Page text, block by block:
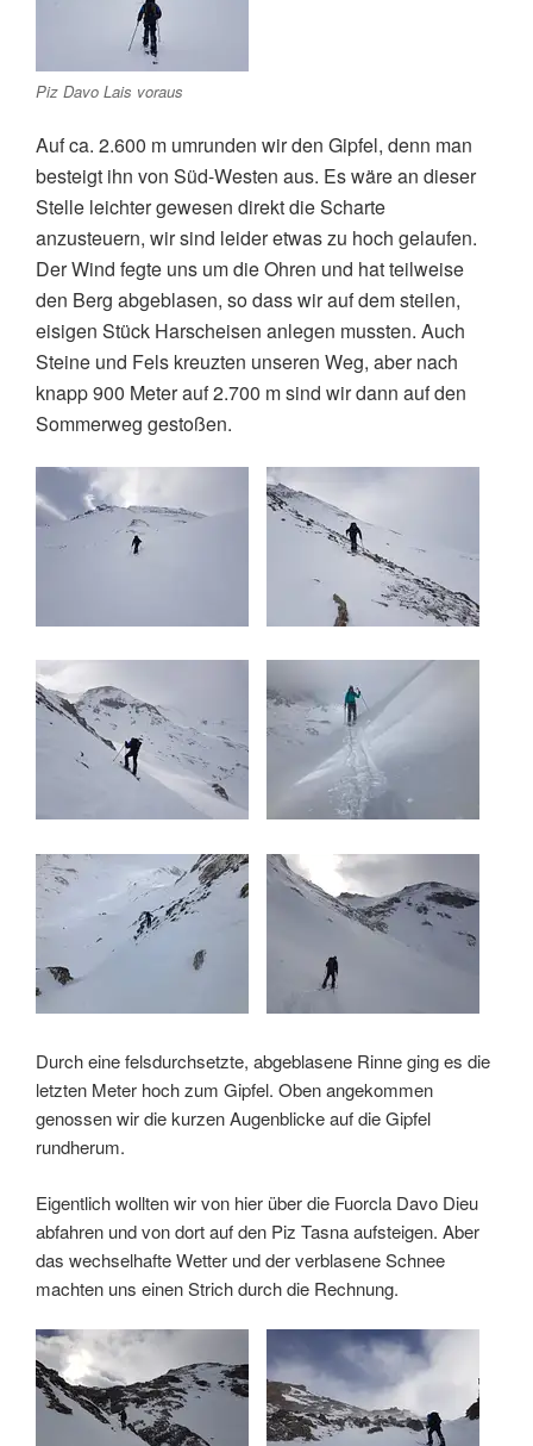
Piz Davo Lais voraus
Auf ca. 2.600 m umrunden wir den Gipfel, denn man
besteigt ihn von Süd-Westen aus. Es wäre an dieser
Stelle leichter gewesen direkt die Scharte
anzusteuern, wir sind leider etwas zu hoch gelaufen.
Der Wind fegte uns um die Ohren und hat teilweise
den Berg abgeblasen, so dass wir auf dem steilen,
eisigen Stück Harscheisen anlegen mussten. Auch
Steine und Fels kreuzten unseren Weg, aber nach
knapp 900 Meter auf 2.700 m sind wir dann auf den
Sommerweg gestoßen.
Durch eine felsdurchsetzte, abgeblasene Rinne ging es die
letzten Meter hoch zum Gipfel. Oben angekommen
genossen wir die kurzen Augenblicke auf die Gipfel
rundherum.
Eigentlich wollten wir von hier über die Fuorcla Davo Dieu
abfahren und von dort auf den Piz Tasna aufsteigen. Aber
das wechselhafte Wetter und der verblasene Schnee
machten uns einen Strich durch die Rechnung.